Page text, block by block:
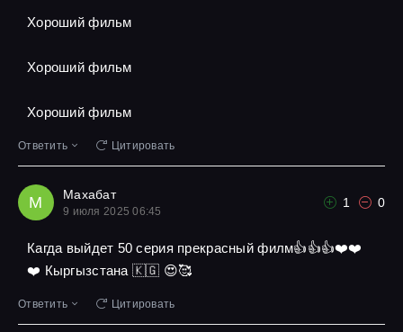
Хороший фильм
Хороший фильм
Хороший фильм
Ответить Цитировать
М Махабат
9 июля 2025 06:45
1 0
Кагда выйдет 50 серия прекрасный филм👍👍👍❤️❤️
❤️ Кыргызстана 🇰🇬 😍🥰
Ответить Цитировать